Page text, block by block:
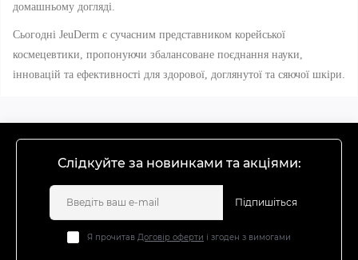
домашньому догляді.
Сьогодні JeuDerm є сучасним представником корейської
космецевтики, пропонуючи збалансоване поєднання науки,
інновацій та ефективності для здорової, доглянутої та сяючої шкіри.
Слідкуйте за новинками та акціями:
Підпишіться
Я прочитав Договір оферти і згоден з вимогами